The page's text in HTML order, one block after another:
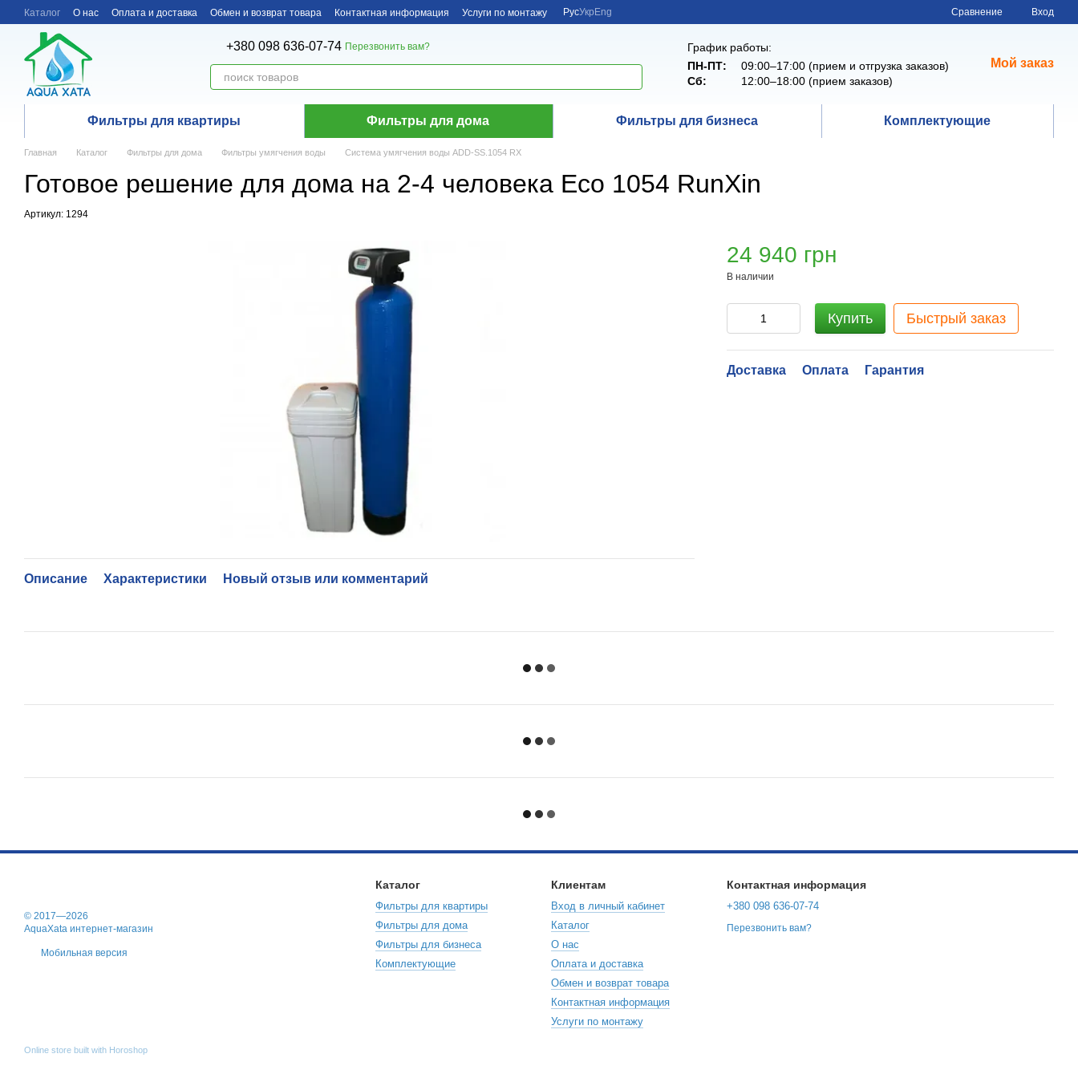
Перейти к основному контенту
Каталог О нас Оплата и доставка Обмен и возврат товара Контактная информация Услуги по монтажу РусУкр Eng Сравнение Вход
+380 098 636-07-74 Перезвонить вам?
График работы:
ПН-ПТ:
09:00–17:00 (прием и отгрузка заказов)
Сб:
12:00–18:00 (прием заказов)
Мой заказ
Фильтры для квартиры Фильтры для дома Фильтры для бизнеса Комплектующие
Главная Каталог Фильтры для дома Фильтры умягчения воды Система умягчения воды ADD-SS.1054 RX
Готовое решение для дома на 2-4 человека Eco 1054 RunXin
Артикул: 1294
Описание Характеристики Новый отзыв или комментарий
24 940 грн
В наличии
Купить Быстрый заказ
Доставка Оплата Гарантия
© 2017—2026
AquaXata интернет-магазин
Мобильная версия
Online store built with Horoshop
Каталог
Фильтры для квартиры
Фильтры для дома
Фильтры для бизнеса
Комплектующие
Клиентам
Вход в личный кабинет
Каталог
О нас
Оплата и доставка
Обмен и возврат товара
Контактная информация
Услуги по монтажу
Контактная информация
+380 098 636-07-74
Перезвонить вам?